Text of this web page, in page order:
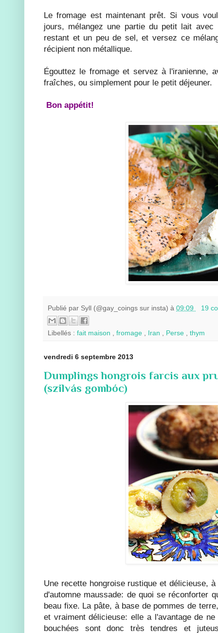
Le fromage est maintenant prêt. Si vous
jours, mélangez une partie du petit lait
restant et un peu de sel, et versez ce
récipient non métallique.
Égouttez le fromage et servez à l'iranienne,
fraîches, ou simplement pour le petit déjeuner.
Bon appétit!
Publié par Syll (@gay_coings sur insta) à 09:09 19
Libellés : fait maison , fromage , Iran , Perse , thym
vendredi 6 septembre 2013
Dumplings hongrois farcis aux
(szilvás gombóc)
Une recette hongroise rustique et délicieuse,
d'automne maussade: de quoi se réconforter
beau fixe. La pâte, à base de pommes de
et vraiment délicieuse: elle a l'avantage de
bouchées sont donc très tendres et